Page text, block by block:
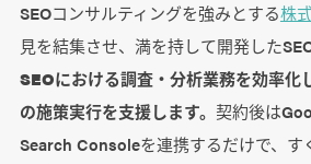
SEOコンサルティングを強みとする株
見を結集させ、満を持して開発した
SEOにおける調査・分析業務を効率化
の施策実行を支援します。 契約後は
Search Consoleを連携するだけで、す